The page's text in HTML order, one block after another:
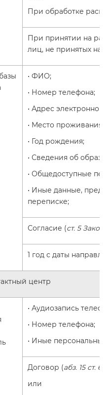
При обработке
При принятии на
лиц, не принятых на
• ФИО;
• Номер телефона;
• Адрес электронной
• Место проживания;
• Год рождения;
• Сведения об
• Общедоступные
• Иные данные,
переписке;
Согласие (ст. 5
1 год с даты
центр
• Аудиозапись
• Номер телефона;
• Иные
Договор (абз. 15 ст. 6
или